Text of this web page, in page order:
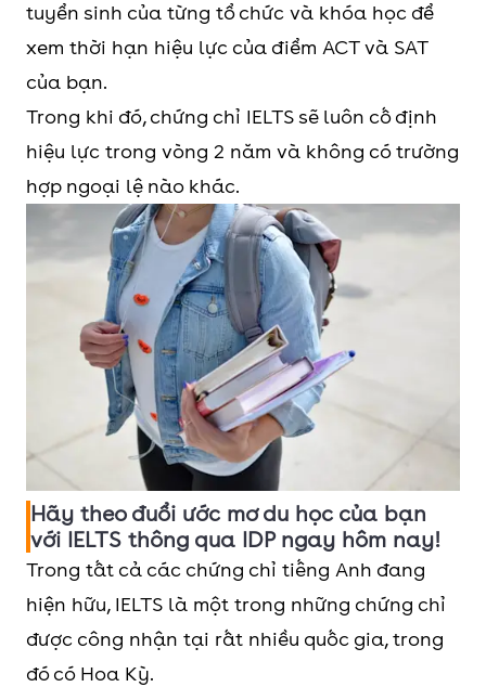
tuyển sinh của từng tổ chức và khóa học để
xem thời hạn hiệu lực của điểm ACT và SAT
của bạn.
Trong khi đó, chứng chỉ IELTS sẽ luôn cố định
hiệu lực trong vòng 2 năm và không có trường
hợp ngoại lệ nào khác.
Hãy theo đuổi ước mơ du học của bạn
với IELTS thông qua IDP ngay hôm nay!
Trong tất cả các chứng chỉ tiếng Anh đang
hiện hữu, IELTS là một trong những chứng chỉ
được công nhận tại rất nhiều quốc gia, trong
đó có Hoa Kỳ.